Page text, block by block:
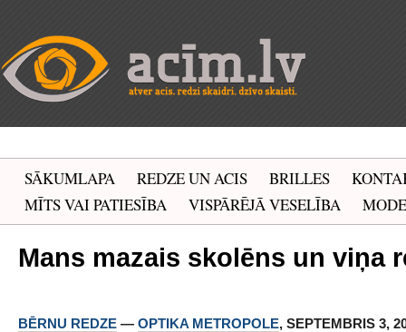
SĀKUMLAPA REDZE UN ACIS BRILLES
MĪTS VAI PATIESĪBA
VISPĀRĒJĀ VESELĪBA MODE
Mans mazais skolēns un viņa
BĒRNU REDZE — OPTIKA METROPOLE, SEPTEMBRIS 3,